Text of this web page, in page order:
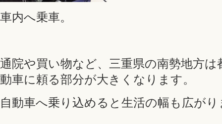
車内へ乗車。
通院や買い物など、三重県の南勢地方
動車に頼る部分が大きくなります。
自動車へ乗り込めると生活の幅も広が